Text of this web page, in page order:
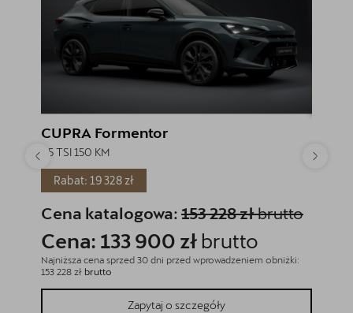
CUPRA Formentor
1.5 TSI 150 KM
Rabat: 19 328 zł
Cena katalogowa: 153 228 złbrutto
Cena: 133 900 zł brutto
Najniższa cena sprzed 30 dni przed wprowadzeniem obniżki:
153 228 zł brutto
Zapytaj o szczegóły
1.5 TSI